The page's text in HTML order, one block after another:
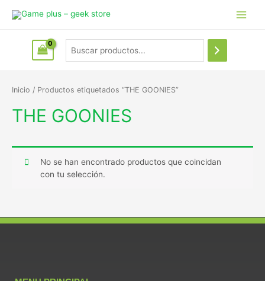
Inicio / Productos etiquetados “THE GOONIES”
THE GOONIES
No se han encontrado productos que coincidan
con tu selección.